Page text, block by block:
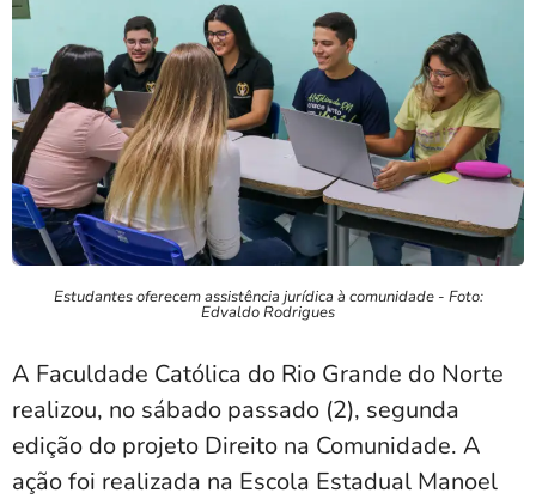
Estudantes oferecem assistência jurídica à comunidade - Foto:
Edvaldo Rodrigues
A Faculdade Católica do Rio Grande do Norte
realizou, no sábado passado (2), segunda
edição do projeto Direito na Comunidade. A
ação foi realizada na Escola Estadual Manoel